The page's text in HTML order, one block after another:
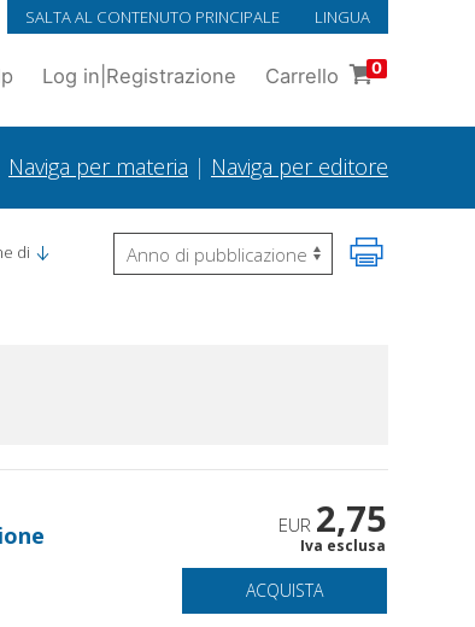
SALTA AL CONTENUTO PRINCIPALE LINGUA
Log in Registrazione Carrello 0
Naviga per materia | Naviga per editore
di
EUR 2,75
Iva esclusa
ACQUISTA